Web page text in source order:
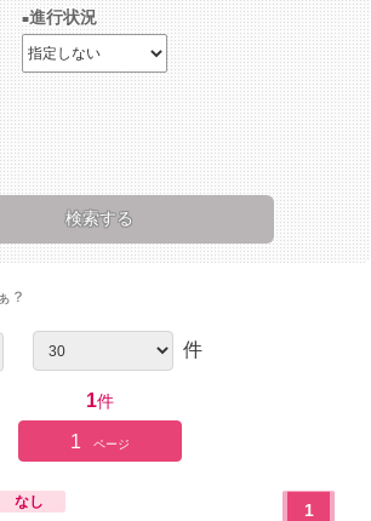
進行状況
？
件
1件
1 ページ
なし 1